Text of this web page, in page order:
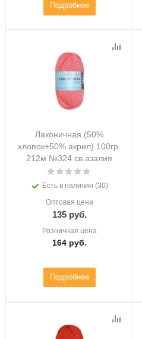
Подробнее
Лаконичная (50%
хлопок+50% акрил) 100гр.
212м №324 св.азалия
Есть в наличии (30)
Оптовая цена
135руб.
Розничная цена
164руб.
Подробнее